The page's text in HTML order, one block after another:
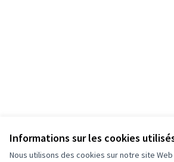
Informations sur les cookies
Nous utilisons des cookies sur notre site